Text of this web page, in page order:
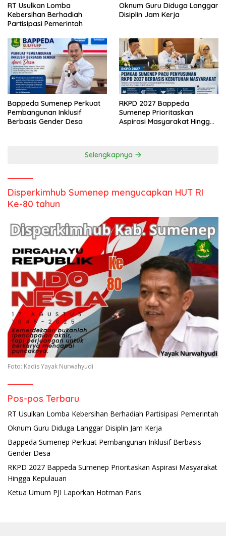
RT Usulkan Lomba
Kebersihan Berhadiah
Partisipasi Pemerintah
Oknum Guru Diduga Langgar
Disiplin Jam Kerja
Bappeda Sumenep Perkuat
Pembangunan Inklusif
Berbasis Gender Desa
RKPD 2027 Bappeda
Sumenep Prioritaskan
Aspirasi Masyarakat Hingga
Selengkapnya
Disperkimhub Sumenep mengucapkan HUT RI
Ke-80 tahun
Foto: Kadis Yayak Nurwahyudi
Pos-pos Terbaru
RT Usulkan Lomba Kebersihan Berhadiah Partisipasi Pemerintah
Oknum Guru Diduga Langgar Disiplin Jam Kerja
Bappeda Sumenep Perkuat Pembangunan Inklusif Berbasis
Gender Desa
RKPD 2027 Bappeda Sumenep Prioritaskan Aspirasi Masyarakat
Hingga Kepulauan
Ketua Umum PJI Laporkan Hotman Paris